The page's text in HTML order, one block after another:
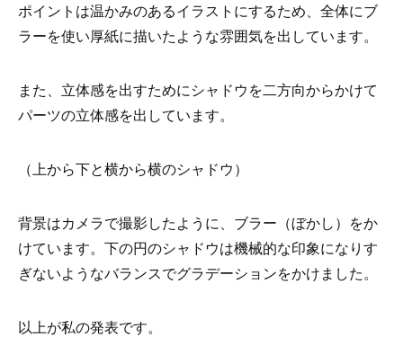
ポイントは温かみのあるイラストにするため、全体にブ
ラーを使い厚紙に描いたような雰囲気を出しています。
また、 立体感を出すためにシャドウを二方向からかけて
パーツの立体感を出しています。
（上から下と横から横のシャドウ）
背景はカメラで撮影したように、 ブラー（ぼかし）
をか
けています。下の円のシャドウは機械的な印象になりす
ぎないようなバランスでグラデーションをかけました。
以上が私の発表です。